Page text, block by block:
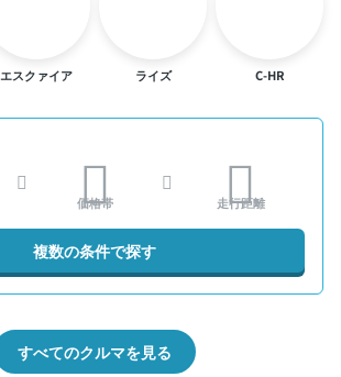
エスクァイア ライズ C-HR
価格帯 走行距離
複数の条件で探す
すべてのクルマを見る